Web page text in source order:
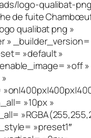
logo-qualibat-
de fuite
qualibat png »
» _builder_version=
»default »
»off »
»10px »
»preset1″